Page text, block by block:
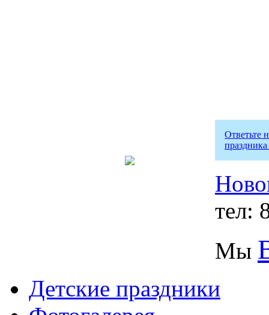
Ответьте
тел:
Мы
Детские праздники